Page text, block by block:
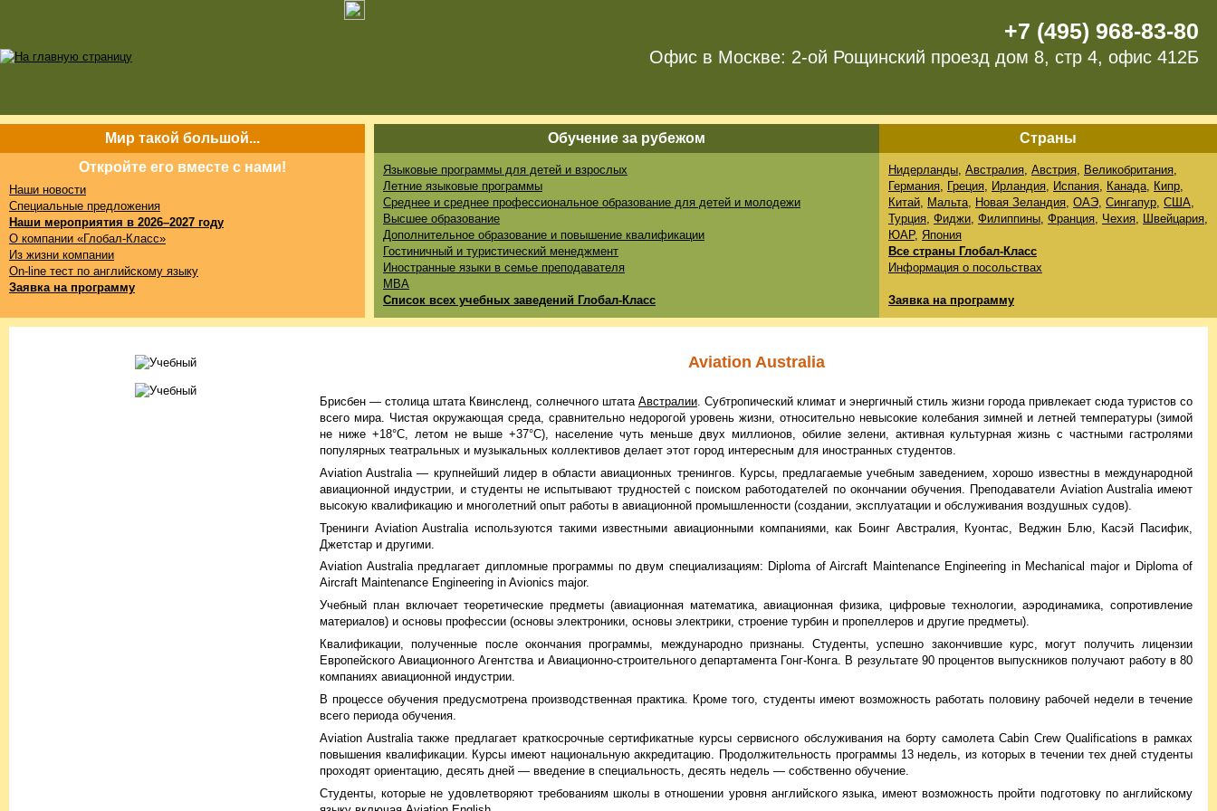
+7 (495) 968-83-80
Офис в Москве: 2-ой Рощинский проезд дом 8, стр 4, офис 412Б
Мир такой большой...
Откройте его вместе с нами!
Наши новости
Специальные предложения
Наши мероприятия в 2026–2027 году
О компании «Глобал-Класс»
Из жизни компании
On-line тест по английскому языку
Заявка на программу
Обучение за рубежом Страны
Языковые программы для детей и взрослых
Летние языковые программы
Среднее и среднее профессиональное образование для детей и молодежи
Высшее образование
Дополнительное образование и повышение квалификации
Гостиничный и туристический менеджмент
Иностранные языки в семье преподавателя
MBA
Список всех учебных заведений Глобал-Класс
Нидерланды, Австралия, Австрия, Великобритания,
Германия, Греция, Ирландия, Испания, Канада, Кипр,
Китай, Мальта, Новая Зеландия, ОАЭ, Сингапур, США,
Турция, Фиджи, Филиппины, Франция, Чехия, Швейцария,
ЮАР, Япония
Все страны Глобал-Класс
Информация о посольствах
Заявка на программу
Aviation Australia
Брисбен — столица штата Квинсленд, солнечного штата Австралии . Субтропический климат и энергичный стиль жизни города привлекает сюда туристов со
всего мира. Чистая окружающая среда, сравнительно недорогой уровень жизни, относительно невысокие колебания зимней и летней температуры (зимой
не ниже +18°C, летом не выше +37°C), население чуть меньше двух миллионов, обилие зелени, активная культурная жизнь с частными гастролями
популярных театральных и музыкальных коллективов делает этот город интересным для иностранных студентов.
Aviation Australia — крупнейший лидер в области авиационных тренингов. Курсы, предлагаемые учебным заведением, хорошо известны в международной
авиационной индустрии, и студенты не испытывают трудностей с поиском работодателей по окончании обучения. Преподаватели Aviation Australia имеют
высокую квалификацию и многолетний опыт работы в авиационной промышленности (создании, эксплуатации и обслуживания воздушных судов).
Тренинги Aviation Australia используются такими известными авиационными компаниями, как Боинг Австралия, Куонтас, Веджин Блю, Касэй Пасифик,
Джетстар и другими.
Aviation Australia предлагает дипломные программы по двум специализациям: Diploma of Aircraft Maintenance Engineering in Mechanical major и Diploma of
Aircraft Maintenance Engineering in Avionics major.
Учебный план включает теоретические предметы (авиационная математика, авиационная физика, цифровые технологии, аэродинамика, сопротивление
материалов) и основы профессии (основы электроники, основы электрики, строение турбин и пропеллеров и другие предметы).
Квалификации, полученные после окончания программы, международно признаны. Студенты, успешно закончившие курс, могут получить лицензии
Европейского Авиационного Агентства и Авиационно-строительного департамента Гонг-Конга. В результате 90 процентов выпускников получают работу в 80
компаниях авиационной индустрии.
В процессе обучения предусмотрена производственная практика. Кроме того, студенты имеют возможность работать половину рабочей недели в течение
всего периода обучения.
Aviation Australia также предлагает краткосрочные сертификатные курсы сервисного обслуживания на борту самолета Cabin Crew Qualifications в рамках
повышения квалификации. Курсы имеют национальную аккредитацию. Продолжительность программы 13 недель, из которых в течении тех дней студенты
проходят ориентацию, десять дней — введение в специальность, десять недель — собственно обучение.
Студенты, которые не удовлетворяют требованиям школы в отношении уровня английского языка, имеют возможность пройти подготовку по английскому